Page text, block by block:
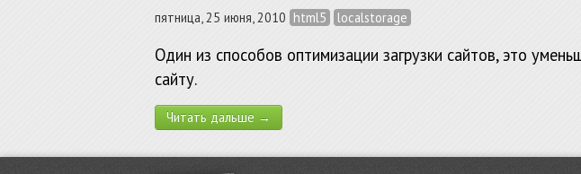
пятница, 25 июня, 2010 html5 localstorage
Один из способов оптимизации загрузки сайтов, это
сайту.
Читать дальше →